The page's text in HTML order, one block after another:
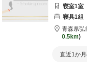
寝室1室
寝具1組
青森県弘
0.5km
直近1か